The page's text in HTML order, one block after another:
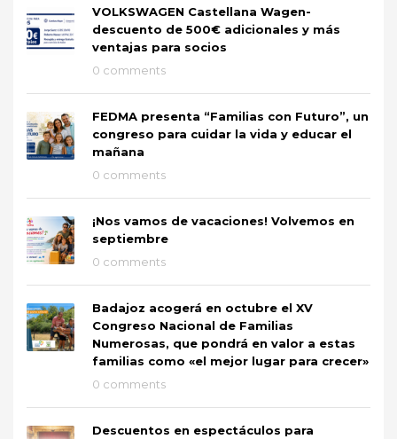
VOLKSWAGEN Castellana Wagen-
descuento de 500€ adicionales y más
ventajas para socios
0 comments
FEDMA presenta “Familias con Futuro”, un
congreso para cuidar la vida y educar el
mañana
0 comments
¡Nos vamos de vacaciones! Volvemos en
septiembre
0 comments
Badajoz acogerá en octubre el XV
Congreso Nacional de Familias
Numerosas, que pondrá en valor a estas
familias como «el mejor lugar para crecer»
0 comments
Descuentos en espectáculos para